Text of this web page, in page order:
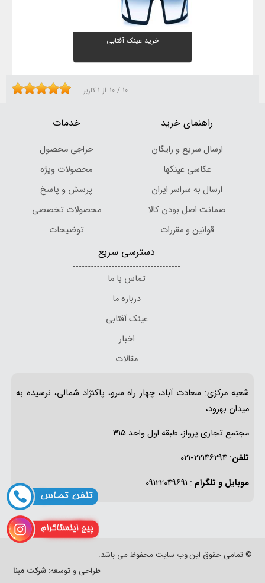
خرید عینک آفتابی
10 / 10 از 1 کاربر
راهنمای خرید
ارسال سریع و رایگان
عکاسی عینکها
ارسال به سراسر ایران
ضمانت اصل بودن کالا
قوانین و مقررات
خدمات
حراجی محصول
محصولات ویژه
پرسش و پاسخ
محصولات تخصصی
توضیحات
دسترسی سریع
تماس با ما
درباره ما
عینک آفتابی
اخبار
مقالات
شعبه مرکزی: سعادت آباد، چهار راه سرو، پاکنژاد شمالی، نرسیده به
میدان بهرود،
مجتمع تجاری پرواز، طبقه اول واحد 315
تلفن: 22146294-021
موبایل و تلگرام : 09122049691
© تمامی حقوق این وب سایت محفوظ می باشد.
طراحی و توسعه: شرکت مبنا